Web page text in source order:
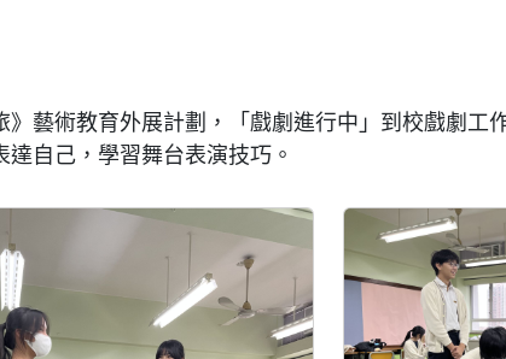
藝術教育外展計劃，「戲劇進行中」到校戲劇工
自己，學習舞台表演技巧。